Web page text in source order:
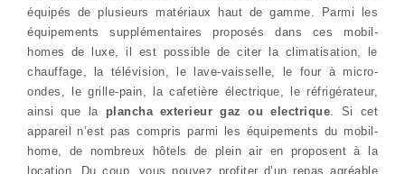
équipés de plusieurs matériaux haut de gamme. Parmi les
équipements supplémentaires proposés dans ces mobil-
homes de luxe, il est possible de citer la climatisation, le
chauffage, la télévision, le lave-vaisselle, le four à micro-
ondes, le grille-pain, la cafetière électrique, le réfrigérateur,
ainsi que la plancha exterieur gaz ou electrique . Si cet
appareil n’est pas compris parmi les équipements du mobil-
home, de nombreux hôtels de plein air en proposent à la
location. Du coup, vous pouvez profiter d’un repas agréable